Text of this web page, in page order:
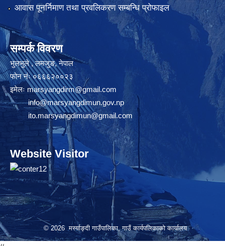
आवास पूनर्निमाण तथा प्रवलिकरण सम्बन्धि प्रोफाइल
सम्पर्क विवरण
भुलभुले , लमजुङ, नेपाल
फोन नंः ०६६६२००२३
इमेलः marsyangdirm@gmail.com
info@marsyangdimun.gov.np
ito.marsyangdimun@gmail.com
Website Visitor
© 2026 मर्स्याङ्दी गाउँपालिका, गाउँ कार्यपलिकाको कार्यालय